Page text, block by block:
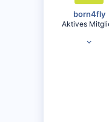
born4fly
Aktives